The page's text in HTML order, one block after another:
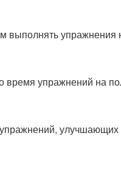
выполнять
время упражнений на